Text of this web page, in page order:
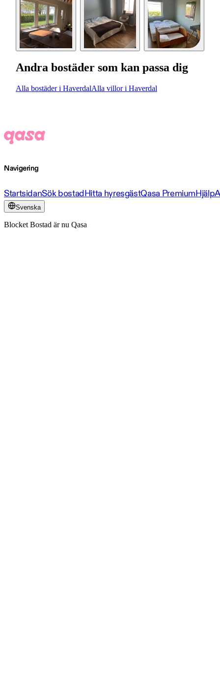
Andra bostäder som kan passa dig
Alla bostäder i HaverdalAlla villor i Haverdal
Navigering
StartsidanSök bostadHitta hyresgästQasa PremiumHjälp
Svenska
Blocket Bostad är nu Qasa